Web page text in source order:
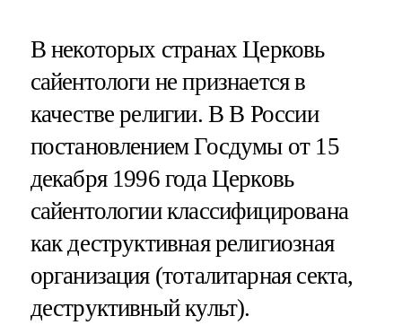
В некоторых странах Церковь
сайентологи не признается в
качестве религии. В В России
постановлением Госдумы от 15
декабря 1996 года Церковь
сайентологии классифицирована
как деструктивная религиозная
организация (тоталитарная секта,
деструктивный культ).